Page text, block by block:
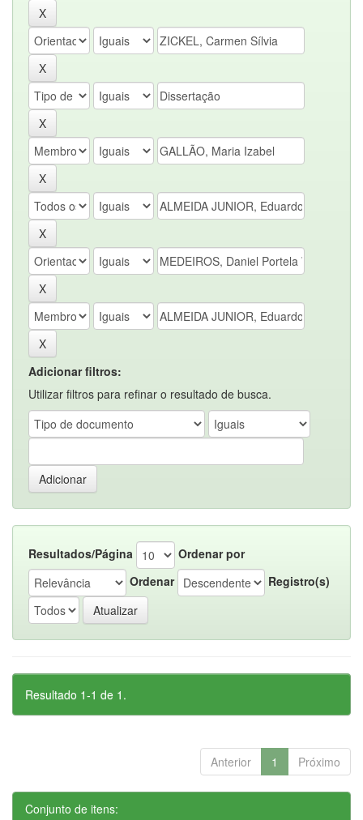
Adicionar filtros:
Utilizar filtros para refinar o resultado de busca.
Resultados/Página
Ordenar por
Ordenar
Registro(s)
Resultado 1-1 de 1.
Anterior 1 Próximo
Conjunto de itens: